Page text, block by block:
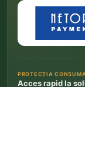
PROTECȚIA
Acces rapid la